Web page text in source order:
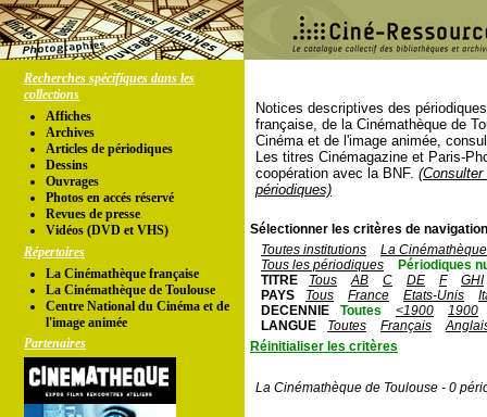
Recherches spécifiques dans les
collections
Affiches
Archives
Articles de périodiques
Dessins
Ouvrages
Photos en accés réservé
Revues de presse
Vidéos (DVD et VHS)
Répertoires
La Cinémathèque française
La Cinémathèque de Toulouse
Centre National du Cinéma et de
l'image animée
Partenaires
Notices descriptives des
française, de la Cinémathèque de
Cinéma et de l'image animée,
Les titres Cinémagazine et Paris-
coopération avec la BNF.
périodiques)
Sélectionner les critères de
Toutes institutions
La
Tous les périodiques
Périodiques
TITRE
Tous AB C DE F
GHI
PAYS
Tous France Etats-Unis
DECENNIE
Toutes <1900
1900
LANGUE
Toutes Français
Réinitialiser les critères
La Cinémathèque de Toulouse - 0